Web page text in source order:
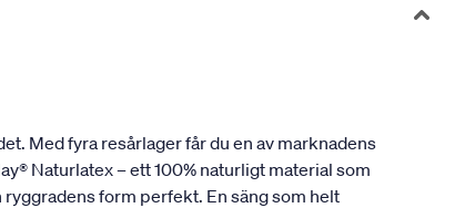
Med fyra resårlager får du en av marknadens
Naturlatex – ett 100% naturligt material som
form perfekt. En säng som helt